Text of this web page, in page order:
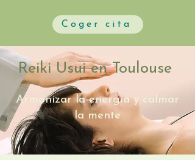
Coger cita
Reiki Usui en Toulouse
Armonizar la energía y calmar
la mente